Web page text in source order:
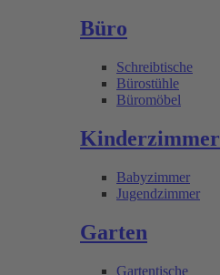
Büro
Schreibtische
Bürostühle
Büromöbel
Kinderzimmer
Babyzimmer
Jugendzimmer
Garten
Gartentische